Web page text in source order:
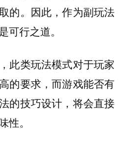
的。因此，作为副玩法
可行之道。
此类玩法模式对于玩家
的要求，而游戏能否有
的技巧设计，将会直接
性。